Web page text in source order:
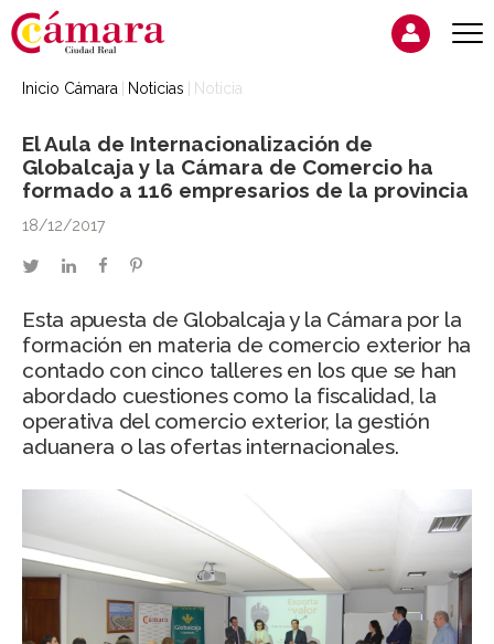
Inicio Cámara Noticias Noticia
El Aula de Internacionalización de
Globalcaja y la Cámara de Comercio ha
formado a 116 empresarios de la provincia
18/12/2017
twitterlinkedinfacebookpinterest
Esta apuesta de Globalcaja y la Cámara por la
formación en materia de comercio exterior ha
contado con cinco talleres en los que se han
abordado cuestiones como la fiscalidad, la
operativa del comercio exterior, la gestión
aduanera o las ofertas internacionales.